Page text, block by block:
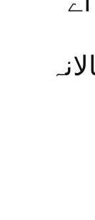
سالانہ